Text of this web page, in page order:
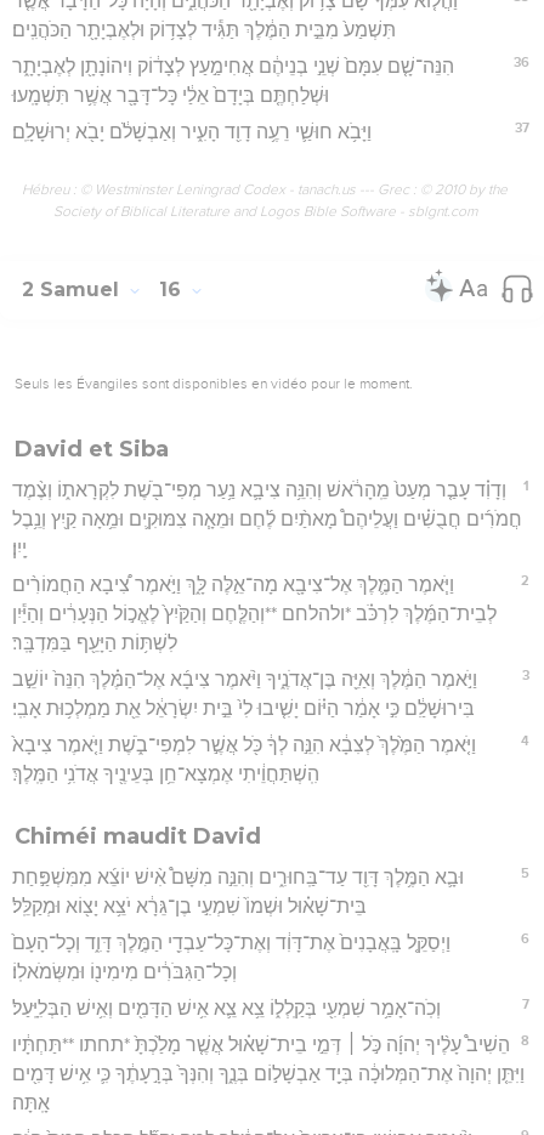
תִּשְׁמַע֙ מִבֵּ֣ית הַמֶּ֔לֶךְ תַּגִּ֕יד לְצָד֥וֹק וּלְאֶבְיָתָ֖ר הַכֹּהֲנִֽים׃
36
הִנֵּה־שָׁ֤ם עִמָּם֙ שְׁנֵ֣י בְנֵיהֶ֔ם אֲחִימַ֣עַץ לְצָד֔וֹק וִיהוֹנָתָ֖ן לְאֶבְיָתָ֑ר
וּשְׁלַחְתֶּ֤ם בְּיָדָם֙ אֵלַ֔י כָּל־דָּבָ֖ר אֲשֶׁ֥ר תִּשְׁמָֽעוּ׃
37 וַיָּבֹ֥א חוּשַׁ֛י רֵעֶ֥ה דָוִ֖ד הָעִ֑יר וְאַבְשָׁלֹ֔ם יָבֹ֖א יְרוּשָׁלִָֽם׃
Hébreu : © Westminster Leningrad Codex - tanach.us --- Grec : © 2010 by the
Society of Biblical Literature and Logos Bible Software - sblgnt.com
2 Samuel 16
Seuls les Évangiles sont disponibles en vidéo pour le moment.
David et Siba
1
וְדָוִ֗ד עָבַ֤ר מְעַט֙ מֵֽהָרֹ֔אשׁ וְהִנֵּ֥ה צִיבָ֛א נַ֥עַר מְפִי־בֹ֖שֶׁת לִקְרָאת֑וֹ וְצֶ֨מֶד
חֲמֹרִ֜ים חֲבֻשִׁ֗ים וַעֲלֵיהֶם֩ מָאתַ֨יִם לֶ֜חֶם וּמֵאָ֧ה צִמּוּקִ֛ים וּמֵ֥אָה קַ֖יִץ וְנֵ֥בֶל
יָֽיִן׃
2
וַיֹּ֧אמֶר הַמֶּ֛לֶךְ אֶל־צִיבָ֖א מָה־אֵ֣לֶּה לָּ֑ךְ וַיֹּ֣אמֶר צִ֠יבָא הַחֲמוֹרִ֨ים
לְבֵית־הַמֶּ֜לֶךְ לִרְכֹּ֗ב *ולהלחם **וְהַלֶּ֤חֶם וְהַקַּ֙יִץ֙ לֶאֱכ֣וֹל הַנְּעָרִ֔ים וְהַיַּ֕יִן
לִשְׁתּ֥וֹת הַיָּעֵ֖ף בַּמִּדְבָּֽר׃
3
וַיֹּ֣אמֶר הַמֶּ֔לֶךְ וְאַיֵּ֖ה בֶּן־אֲדֹנֶ֑יךָ וַיֹּ֨אמֶר צִיבָ֜א אֶל־הַמֶּ֗לֶךְ הִנֵּה֙ יוֹשֵׁ֣ב
בִּירוּשָׁלִַ֔ם כִּ֣י אָמַ֔ר הַיּ֗וֹם יָשִׁ֤יבוּ לִי֙ בֵּ֣ית יִשְׂרָאֵ֔ל אֵ֖ת מַמְלְכ֥וּת אָבִֽי׃
4
וַיֹּ֤אמֶר הַמֶּ֙לֶךְ֙ לְצִבָ֔א הִנֵּ֣ה לְךָ֔ כֹּ֖ל אֲשֶׁ֣ר לִמְפִי־בֹ֑שֶׁת וַיֹּ֤אמֶר צִיבָא֙
הִֽשְׁתַּחֲוֵ֔יתִי אֶמְצָא־חֵ֥ן בְּעֵינֶ֖יךָ אֲדֹנִ֥י הַמֶּֽלֶךְ׃
Chiméi maudit David
5
וּבָ֛א הַמֶּ֥לֶךְ דָּוִ֖ד עַד־בַּֽחוּרִ֑ים וְהִנֵּ֣ה מִשָּׁם֩ אִ֨ישׁ יוֹצֵ֜א מִמִּשְׁפַּ֣חַת
בֵּית־שָׁא֗וּל וּשְׁמוֹ֙ שִׁמְעִ֣י בֶן־גֵּרָ֔א יֹצֵ֥א יָצ֖וֹא וּמְקַלֵּֽל׃
6
וַיְסַקֵּ֤ל בָּֽאֲבָנִים֙ אֶת־דָּוִ֔ד וְאֶת־כָּל־עַבְדֵ֖י הַמֶּ֣לֶךְ דָּוִ֑ד וְכָל־הָעָם֙
וְכָל־הַגִּבֹּרִ֔ים מִימִינ֖וֹ וּמִשְּׂמֹאלֽוֹ׃
7 וְכֹֽה־אָמַ֥ר שִׁמְעִ֖י בְּקַֽלְל֑וֹ צֵ֥א צֵ֛א אִ֥ישׁ הַדָּמִ֖ים וְאִ֥ישׁ הַבְּלִיָּֽעַל׃
8
הֵשִׁיב֩ עָלֶ֨יךָ יְהוָ֜ה כֹּ֣ל ׀ דְּמֵ֣י בֵית־שָׁא֗וּל אֲשֶׁ֤ר מָלַ֙כְתָּ֙ *תחתו **תַּחְתָּ֔יו
וַיִּתֵּ֤ן יְהוָה֙ אֶת־הַמְּלוּכָ֔ה בְּיַ֖ד אַבְשָׁל֣וֹם בְּנֶ֑ךָ וְהִנְּךָ֙ בְּרָ֣עָתֶ֔ךָ כִּ֛י אִ֥ישׁ דָּמִ֖ים
אָֽתָּה׃